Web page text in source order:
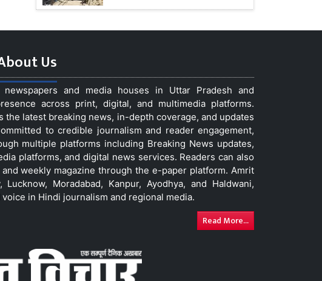
Us
and media houses in Uttar Pradesh and
across print, digital, and multimedia platforms.
latest breaking news, in-depth coverage, and updates
to credible journalism and reader engagement,
multiple platforms including Breaking News updates,
platforms, and digital news services. Readers can also
weekly magazine through the e-paper platform. Amrit
Moradabad, Kanpur, Ayodhya, and Haldwani,
in Hindi journalism and regional media.
Read More...